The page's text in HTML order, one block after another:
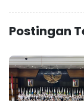
Postingan